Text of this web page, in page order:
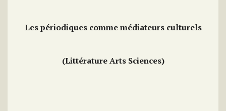
Les périodiques comme médiateurs culturels
(Littérature Arts Sciences)